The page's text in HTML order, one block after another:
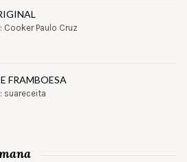
Cooker Paulo Cruz
FRAMBOESA
suareceita